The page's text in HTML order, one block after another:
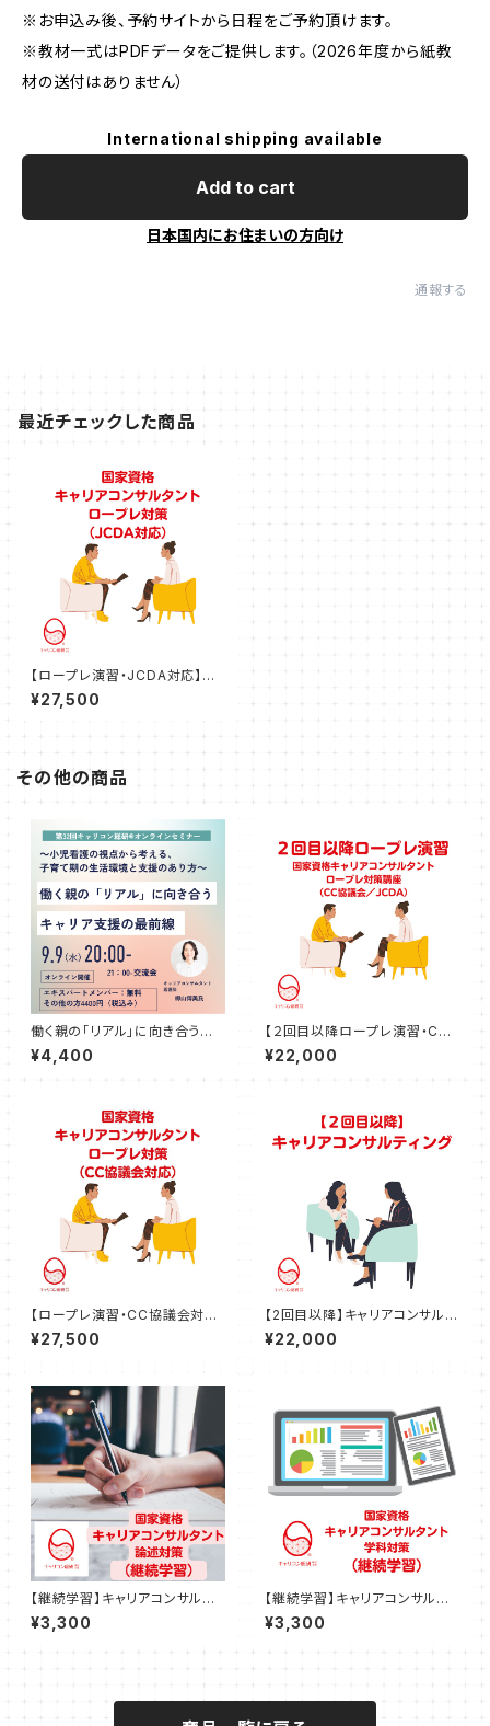
※お申込み後、予約サイトから日程をご予約頂けます。
※教材一式はPDFデータをご提供します。（2026年度から紙教
材の送付はありません）
International shipping available
Add to cart
日本国内にお住まいの方向け
通報する
最近チェックした商品
【ロープレ演習・JCDA対応】キ
ャリアコンサルタントロープレ試
験対策講座（120分）
¥27,500
その他の商品
働く親の「リアル」に向き合うキャ
リア支援の最前線 ～小児看護
の視点から考える、子育て期の
エキスパートメンバーシップオン
ラインセミナー】
¥4,400
【２回目以降ロープレ演習・CC
協議会／JCDA対応】キャリアコ
ンサルタントロープレ試験対策
¥22,000
【ロープレ演習・CC協議会対
応】キャリアコンサルタントロー
プレ試験対策講座（120分）
¥27,500
【2回目以降】キャリアコンサルテ
ィング（90分）※弊社で初回面
談を受けられた方対象
¥22,000
【継続学習】キャリアコンサルタ
ント論述試験対策講座（CC協議
会・JCDA）
¥3,300
【継続学習】キャリアコンサルタ
ント学科試験対策講座
¥3,300